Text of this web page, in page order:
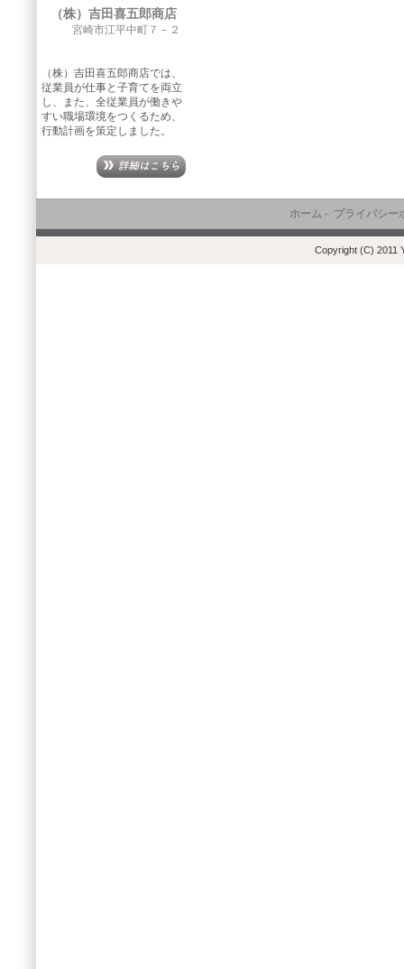
（株）吉田喜五郎商店
宮崎市江平中町７－２
（株）吉田喜五郎商店では、
従業員が仕事と子育てを両立
し、また、全従業員が働きや
すい職場環境をつくるため、
行動計画を策定しました。
ホーム- プライバシー
Copyright (C) 2011